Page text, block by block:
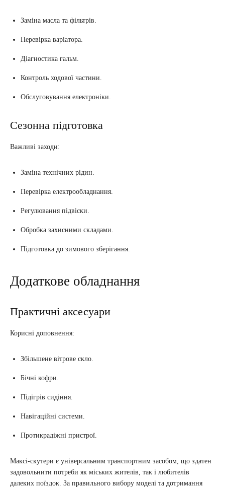
Заміна масла та фільтрів.
Перевірка варіатора.
Діагностика гальм.
Контроль ходової частини.
Обслуговування електроніки.
Сезонна підготовка
Важливі заходи:
Заміна технічних рідин.
Перевірка електрообладнання.
Регулювання підвіски.
Обробка захисними складами.
Підготовка до зимового зберігання.
Додаткове обладнання
Практичні аксесуари
Корисні доповнення:
Збільшене вітрове скло.
Бічні кофри.
Підігрів сидіння.
Навігаційні системи.
Протикрадіжні пристрої.
Максі-скутери є універсальним транспортним засобом, що здатен
задовольнити потреби як міських жителів, так і любителів
далеких поїздок. За правильного вибору моделі та дотримання